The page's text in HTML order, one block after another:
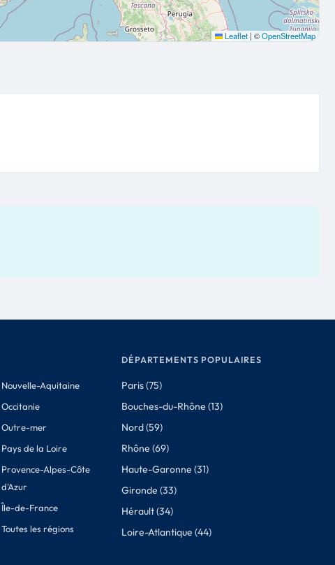
Leaflet | ©OpenStreetMap
Nouvelle-Aquitaine
Occitanie
Outre-mer
Pays de la Loire
Provence-Alpes-Côte
d'Azur
Île-de-France
Toutes les régions
DÉPARTEMENTS POPULAIRES
Paris (75)
Bouches-du-Rhône (13)
Nord (59)
Rhône (69)
Haute-Garonne (31)
Gironde (33)
Hérault (34)
Loire-Atlantique (44)